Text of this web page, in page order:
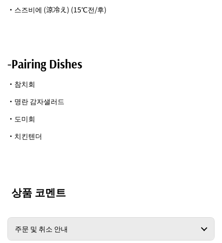
・스즈비에 (涼冷え) (15℃전/후)
-Pairing Dishes
・참치회
・명란 감자샐러드
・도미회
・치킨텐더
상품 코멘트
주문 및 취소 안내